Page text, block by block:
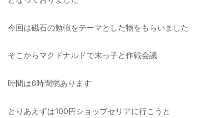
今回は磁石の勉強をテーマとした物をもらいました
そこからマクドナルドで末っ子と作戦会議
時間は6時間弱あります
とりあえずは100円ショップセリアに行こうと